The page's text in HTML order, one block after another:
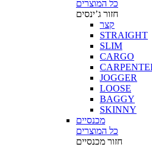
כל המוצרים
חזור ג’ינסים
קצר
STRAIGHT
SLIM
CARGO
JOGGER
LOOSE
BAGGY
SKINNY
מכנסיים
כל המוצרים
חזור מכנסיים